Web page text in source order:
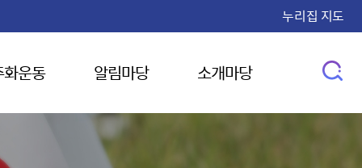
누리집 지도
운동 알림마당 소개마당